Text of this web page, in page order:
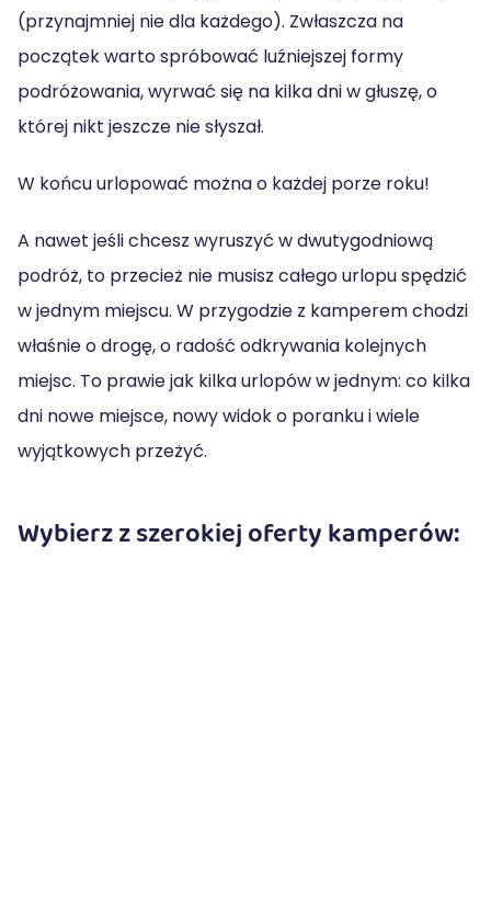
(przynajmniej nie dla każdego). Zwłaszcza na
początek warto spróbować luźniejszej formy
podróżowania, wyrwać się na kilka dni w głuszę, o
której nikt jeszcze nie słyszał.
W końcu urlopować można o każdej porze roku!
A nawet jeśli chcesz wyruszyć w dwutygodniową
podróż, to przecież nie musisz całego urlopu spędzić
w jednym miejscu. W przygodzie z kamperem chodzi
właśnie o drogę, o radość odkrywania kolejnych
miejsc. To prawie jak kilka urlopów w jednym: co kilka
dni nowe miejsce, nowy widok o poranku i wiele
wyjątkowych przeżyć.
Wybierz z szerokiej oferty kamperów: